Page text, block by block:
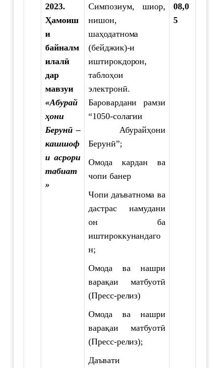
2023.
Ҳамоиш
и
байналм
илалӣ
дар
мавзуи
«Абурай
ҳони
Берунӣ –
кашшоф
и асрори
табиат
»
Симпозиум, шиор,
нишон,
шаҳодатнома
(бейджик)-и
иштирокдорон,
таблоҳои
электронӣ.
Баровардани рамзи
“1050-солагии
Абурайҳони
Берунӣ”;
Омода кардан ва
чопи банер
Чопи даъватнома ва
дастрас намудани
он ба
иштироккунандаго
н;
Омода ва нашри
варақаи матбуотӣ
(Пресс-релиз)
Омода ва нашри
варақаи матбуотӣ
(Пресс-релиз);
Даъвати
08,0
5